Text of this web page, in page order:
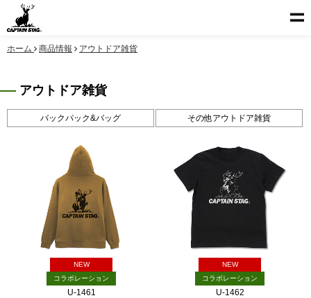
ホーム 商品情報 アウトドア雑貨
アウトドア雑貨
バックパック&バッグ その他アウトドア雑貨
NEW
コラボレーション
U-1461
NEW
コラボレーション
U-1462